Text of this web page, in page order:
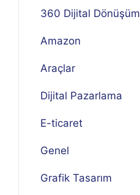
360 Dijital Dönüşüm
Amazon
Araçlar
Dijital Pazarlama
E-ticaret
Genel
Grafik Tasarım